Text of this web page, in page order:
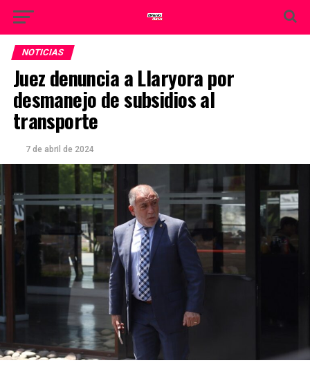
NOTICIAS
Juez denuncia a Llaryora por
desmanejo de subsidios al
transporte
7 de abril de 2024